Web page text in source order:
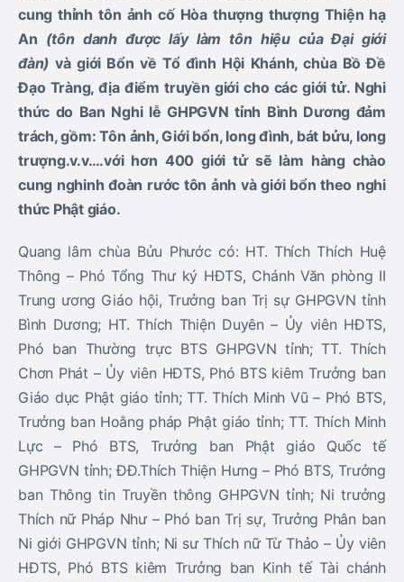
cung thỉnh tôn ảnh cố Hòa thượng thượng Thiện hạ
An (tôn danh được lấy làm tôn hiệu của Đại giới
đàn) và giới Bổn về Tổ đình Hội Khánh, chùa Bồ Đề
Đạo Tràng, địa điểm truyền giới cho các giới tử. Nghi
thức do Ban Nghi lễ GHPGVN tỉnh Bình Dương đảm
trách, gồm: Tôn ảnh, Giới bổn, long đình, bát bửu, long
trượng.v.v….với hơn 400 giới tử sẽ làm hàng chào
cung nghinh đoàn rước tôn ảnh và giới bổn theo nghi
thức Phật giáo.
Quang lâm chùa Bửu Phước có: HT. Thích Thích Huệ
Thông – Phó Tổng Thư ký HĐTS, Chánh Văn phòng II
Trung ương Giáo hội, Trưởng ban Trị sự GHPGVN tỉnh
Bình Dương; HT. Thích Thiện Duyên – Ủy viên HĐTS,
Phó ban Thường trực BTS GHPGVN tỉnh; TT. Thích
Chơn Phát – Ủy viên HĐTS, Phó BTS kiêm Trưởng ban
Giáo dục Phật giáo tỉnh; TT. Thích Minh Vũ – Phó BTS,
Trưởng ban Hoằng pháp Phật giáo tỉnh; TT. Thích Minh
Lực – Phó BTS, Trưởng ban Phật giáo Quốc tế
GHPGVN tỉnh; ĐĐ.Thích Thiện Hưng – Phó BTS, Trưởng
ban Thông tin Truyền thông GHPGVN tỉnh; Ni trưởng
Thích nữ Pháp Như – Phó ban Trị sự, Trưởng Phân ban
Ni giới GHPGVN tỉnh; Ni sư Thích nữ Từ Thảo – Ủy viên
HĐTS, Phó BTS kiêm Trưởng ban Kinh tế Tài chánh